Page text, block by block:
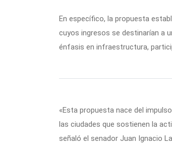
En específico, la propuesta
cuyos ingresos se destinarían a
énfasis en infraestructura,
«Esta propuesta nace del
las ciudades que sostienen la
señaló el senador Juan Ignacio